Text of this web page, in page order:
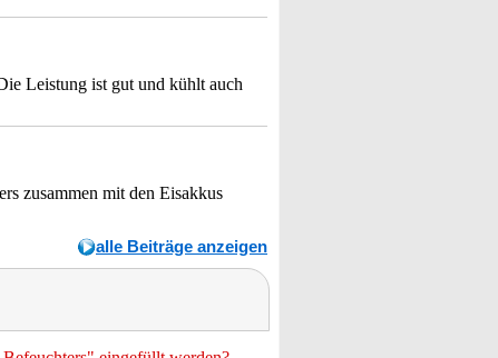
Leistung ist gut und kühlt auch
zusammen mit den Eisakkus
alle Beiträge anzeigen